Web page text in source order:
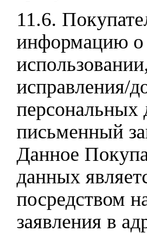
11.6.
информацию о
исправления/
персональных
письменный
Данное
данных
посредством
заявления в